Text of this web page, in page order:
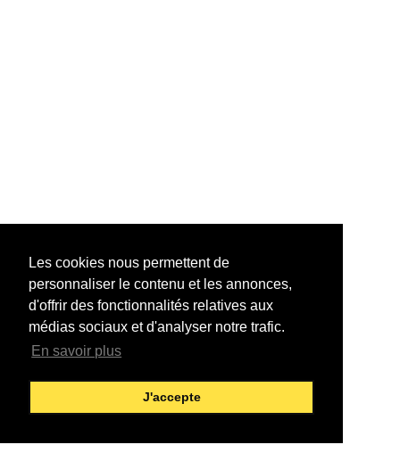
Les cookies nous permettent de
personnaliser le contenu et les annonces,
d'offrir des fonctionnalités relatives aux
médias sociaux et d'analyser notre trafic.
En savoir plus
J'accepte